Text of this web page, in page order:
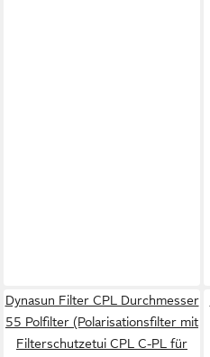
Dynasun Filter CPL Durchmesser
55 Polfilter (Polarisationsfilter mit
Filterschutzetui CPL C-PL für